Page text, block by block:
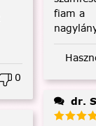
0
fiam a
dr.